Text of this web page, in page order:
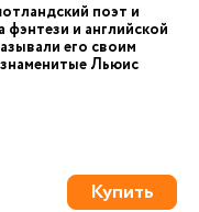
поэт и
и английской
его своим
Льюис
Купить